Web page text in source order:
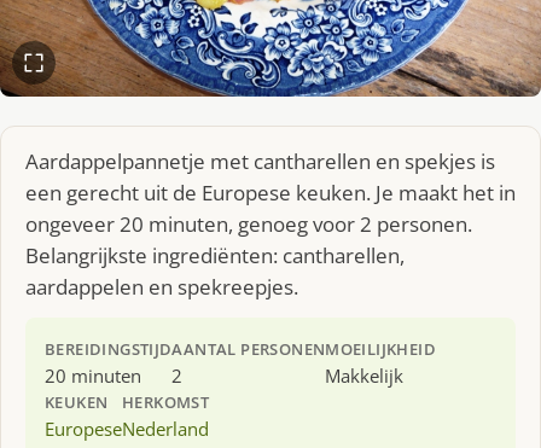
Aardappelpannetje met cantharellen en spekjes is
een gerecht uit de Europese keuken. Je maakt het in
ongeveer 20 minuten, genoeg voor 2 personen.
Belangrijkste ingrediënten: cantharellen,
aardappelen en spekreepjes.
BEREIDINGSTIJD
20 minuten
AANTAL PERSONEN
2
MOEILIJKHEID
Makkelijk
KEUKEN
Europese
HERKOMST
Nederland